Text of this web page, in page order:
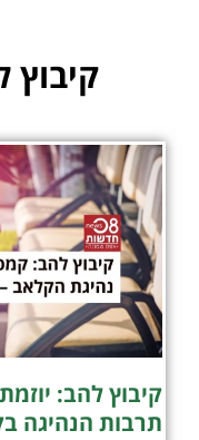
קיבוץ
קיבוץ להב:
תרבות הנהיגה